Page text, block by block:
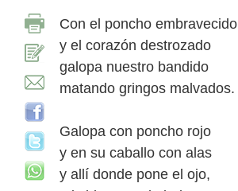
Con el poncho embravecido
y el corazón destrozado
galopa nuestro bandido
matando gringos malvados.
Galopa con poncho rojo
y en su caballo con alas
y allí donde pone el ojo,